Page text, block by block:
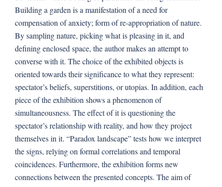
Building a garden is a manifestation of a need for
compensation of anxiety; form of re-appropriation of nature.
By sampling nature, picking what is pleasing in it, and
defining enclosed space, the author makes an attempt to
converse with it. The choice of the exhibited objects is
oriented towards their significance to what they represent:
spectator’s beliefs, superstitions, or utopias. In addition, each
piece of the exhibition shows a phenomenon of
simultaneousness. The effect of it is questioning the
spectator’s relationship with reality, and how they project
themselves in it. “Paradox landscape” tests how we interpret
the signs, relying on formal correlations and temporal
coincidences. Furthermore, the exhibition forms new
connections between the presented concepts. The aim of